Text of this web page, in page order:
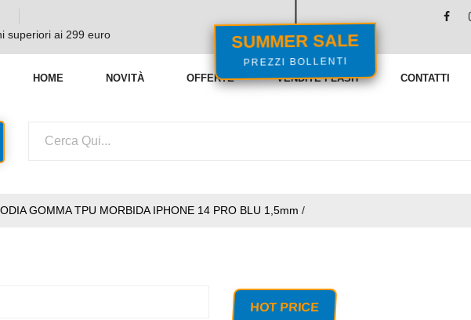
SUMMER SALE
PREZZI BOLLENTI
superiori ai 299 euro
HOME NOVITÀ OFFERTE VENDITE FLASH CONTATTI
GOMMA TPU MORBIDA IPHONE 14 PRO BLU 1,5mm /
HOT PRICE